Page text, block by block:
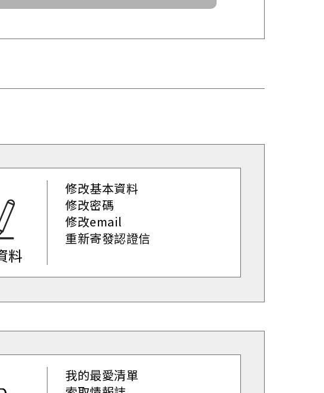
料
修改基本資料
修改密碼
修改email
重新寄發認證信
我的最愛清單